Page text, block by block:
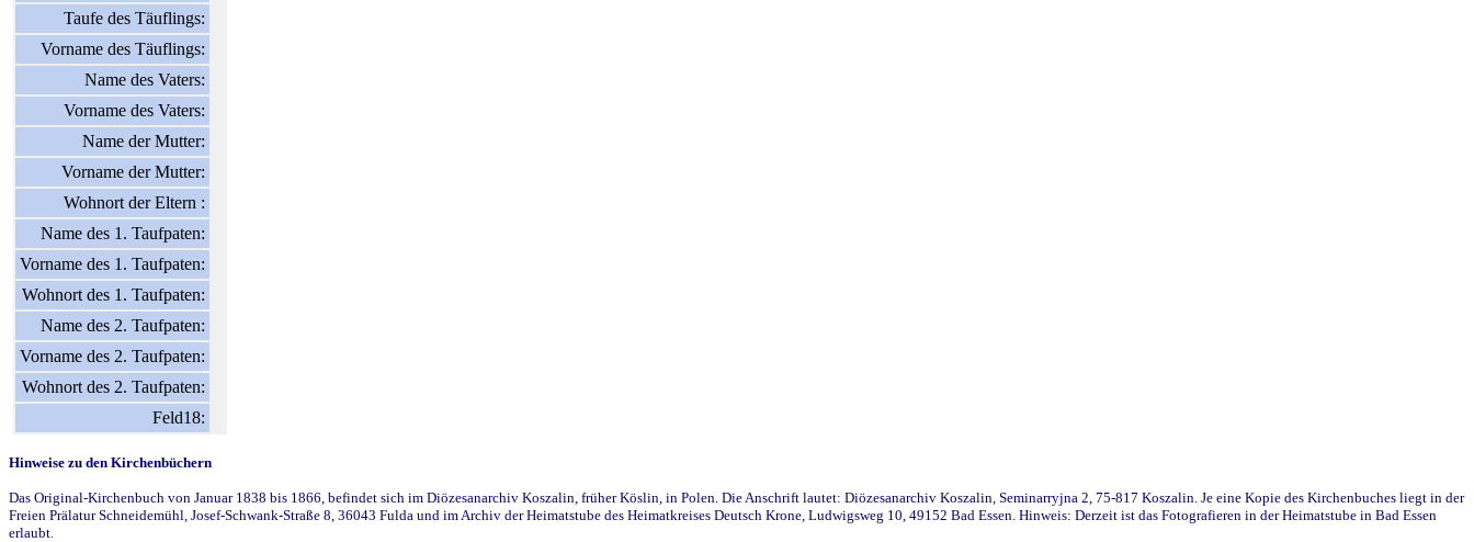
Taufe des Täuflings:
Vorname des Täuflings:
Name des Vaters:
Vorname des Vaters:
Name der Mutter:
Vorname der Mutter:
Wohnort der Eltern :
Name des 1. Taufpaten:
Vorname des 1. Taufpaten:
Wohnort des 1. Taufpaten:
Name des 2. Taufpaten:
Vorname des 2. Taufpaten:
Wohnort des 2. Taufpaten:
Feld18:
Hinweise zu den Kirchenbüchern
Das Original-Kirchenbuch von Januar 1838 bis 1866, befindet sich im Diözesanarchiv Koszalin, früher Köslin, in Polen. Die Anschrift lautet: Diözesanarchiv Koszalin, Seminarryjna 2, 75-817 Koszalin. Je eine Kopie des Kirchenbuches liegt in der
Freien Prälatur Schneidemühl, Josef-Schwank-Straße 8, 36043 Fulda und im Archiv der Heimatstube des Heimatkreises Deutsch Krone, Ludwigsweg 10, 49152 Bad Essen. Hinweis: Derzeit ist das Fotografieren in der Heimatstube in Bad Essen
erlaubt.